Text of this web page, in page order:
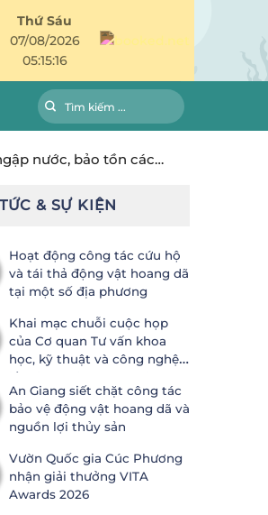
Thứ Sáu
07/08/2026
05:15:17
nước, bảo tồn các
& SỰ KIỆN
Hoạt động công tác cứu hộ
và tái thả động vật hoang dã
tại một số địa phương
Khai mạc chuỗi cuộc họp
của Cơ quan Tư vấn khoa
học, kỹ thuật và công nghệ
lần thứ 28 (SBSTTA-28) và Cơ
thi lần thứ 7 (SBI-7) Công
sinh học
An Giang siết chặt công tác
bảo vệ động vật hoang dã và
nguồn lợi thủy sản
Vườn Quốc gia Cúc Phương
nhận giải thưởng VITA
Awards 2026